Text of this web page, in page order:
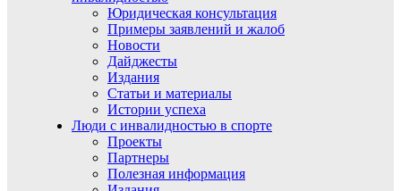
Юридическая консультация
Примеры заявлений и жалоб
Новости
Дайджесты
Издания
Статьи и материалы
Истории успеха
Люди с инвалидностью в спорте
Проекты
Партнеры
Полезная информация